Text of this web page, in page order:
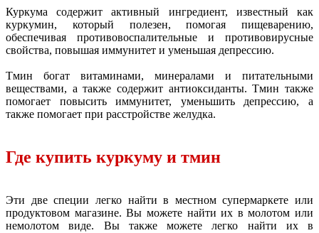
Куркума содержит активный ингредиент, известный как
куркумин, который полезен, помогая пищеварению,
обеспечивая противовоспалительные и противовирусные
свойства, повышая иммунитет и уменьшая депрессию.
Тмин богат витаминами, минералами и питательными
веществами, а также содержит антиоксиданты. Тмин также
помогает повысить иммунитет, уменьшить депрессию, а
также помогает при расстройстве желудка.
Где купить куркуму и тмин
Эти две специи легко найти в местном супермаркете или
продуктовом магазине. Вы можете найти их в молотом или
немолотом виде. Вы также можете легко найти их в